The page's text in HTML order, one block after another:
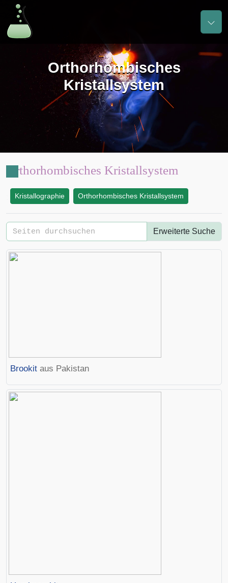
Orthorhombisches
Kristallsystem
Orthorhombisches Kristallsystem
Kristallographie Orthorhombisches Kristallsystem
Erweiterte Suche
Brookit aus Pakistan